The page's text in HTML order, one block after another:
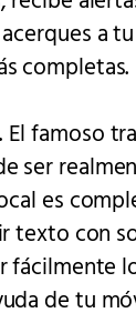
a
completas.
El famoso
ser
es
texto con
fácilmente
de tu